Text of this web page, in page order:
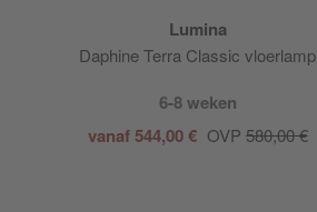
Lumina
Daphine Terra Classic vloerlamp
6-8 weken
vanaf 544,00 € OVP 580,00 €